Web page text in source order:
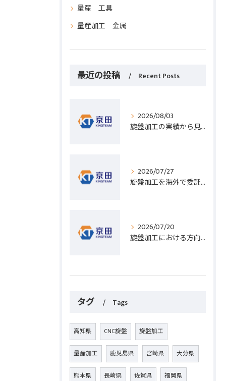
量産 工具
量産加工 金属
最近の投稿 Recent Posts
2026/08/03
旋盤加工の実績から見る発注先選びと人材事情のポイントを詳しく解説
2026/07/27
旋盤加工を海外で委託する際のコスト削減と高精度実現のポイント
2026/07/20
旋盤加工における方向設定の基礎と実践的な加工手順のポイント
タグ Tags
高知県 CNC旋盤 旋盤加工
量産加工 鹿児島県 宮崎県 大分県
熊本県 長崎県 佐賀県 福岡県